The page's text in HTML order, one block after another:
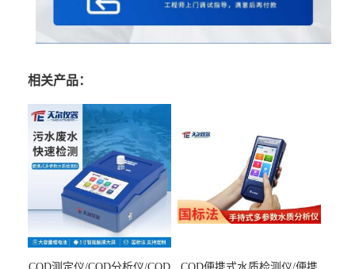
相关产品：